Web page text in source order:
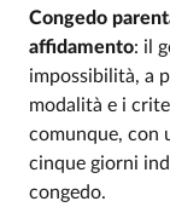
Congedo
affidamento: il
impossibilità, a
modalità e i
comunque, con
cinque giorni
congedo.